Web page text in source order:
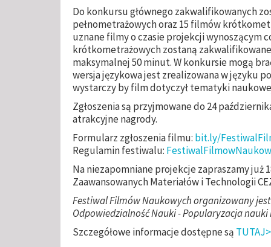
Do konkursu głównego zakwalifikowanych
pełnometrażowych oraz 15 filmów
uznane filmy o czasie projekcji wynoszącym
krótkometrażowych zostaną
maksymalnej 50 minut. W konkursie mogą
wersja językowa jest zrealizowana w języku
wystarczy by film dotyczył tematyki
Zgłoszenia są przyjmowane do 24
atrakcyjne nagrody.
Formularz zgłoszenia filmu: bit.ly/
Regulamin festiwalu:
Na niezapomniane projekcje zapraszamy już
Zaawansowanych Materiałów i Technologii
Festiwal Filmów Naukowych organizowany
Odpowiedzialność Nauki - Popularyzacja
Szczegółowe informacje dostępne są